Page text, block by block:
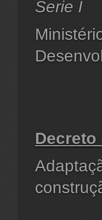
Serie I
Decreto